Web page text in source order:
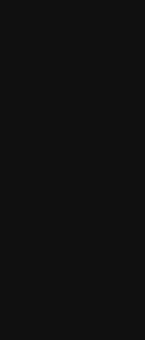
做打酱油